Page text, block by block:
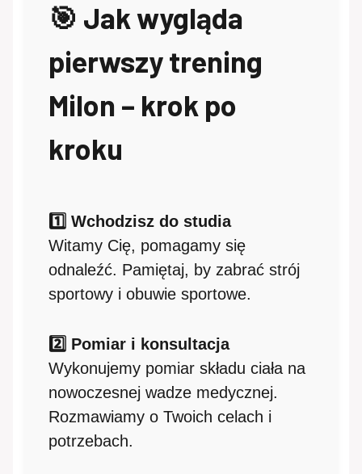
🎯 Jak wygląda
pierwszy trening
Milon – krok po
kroku
1️⃣ Wchodzisz do studia
Witamy Cię, pomagamy się
odnaleźć. Pamiętaj, by zabrać strój
sportowy i obuwie sportowe.
2️⃣ Pomiar i konsultacja
Wykonujemy pomiar składu ciała na
nowoczesnej wadze medycznej.
Rozmawiamy o Twoich celach i
potrzebach.